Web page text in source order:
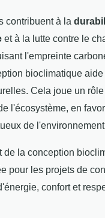
contribuent à la
et à la lutte contre le
l'empreinte
bioclimatique
Cela joue un
l'écosystème, en
de
de la conception
pour les projets de
confort et